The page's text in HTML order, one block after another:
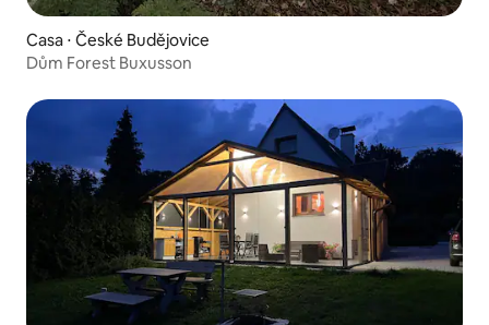
Casa ⋅ České Budějovice
Dům Forest Buxusson